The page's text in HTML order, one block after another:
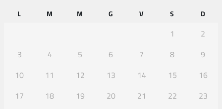
L M M G V S D
1
2
3
4 5 6 7 8
9
10
11 12 13 14 15
16
17
18 19 20 21 22
23